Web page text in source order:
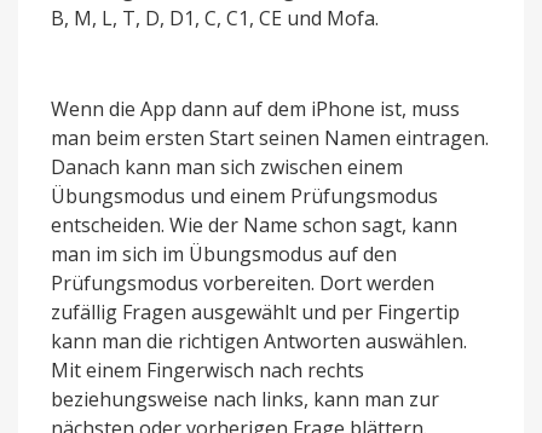
B, M, L, T, D, D1, C, C1, CE und Mofa.
Wenn die App dann auf dem iPhone ist, muss
man beim ersten Start seinen Namen eintragen.
Danach kann man sich zwischen einem
Übungsmodus und einem Prüfungsmodus
entscheiden. Wie der Name schon sagt, kann
man im sich im Übungsmodus auf den
Prüfungsmodus vorbereiten. Dort werden
zufällig Fragen ausgewählt und per Fingertip
kann man die richtigen Antworten auswählen.
Mit einem Fingerwisch nach rechts
beziehungsweise nach links, kann man zur